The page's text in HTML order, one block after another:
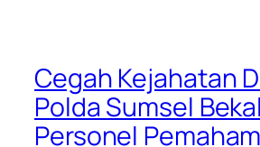
Cegah Kejahatan
Polda Sumsel
Personel